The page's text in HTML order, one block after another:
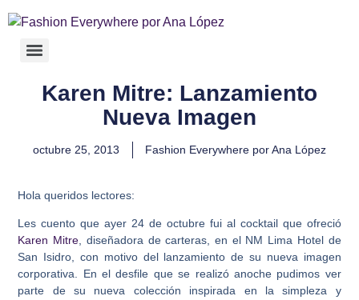
Karen Mitre: Lanzamiento
Nueva Imagen
octubre 25, 2013 Fashion Everywhere por Ana López
Hola queridos lectores:
Les cuento que ayer 24 de octubre fui al cocktail que ofreció
Karen Mitre, diseñadora de carteras, en el NM Lima Hotel de
San Isidro, con motivo del lanzamiento de su nueva imagen
corporativa. En el desfile que se realizó anoche pudimos ver
parte de su nueva colección inspirada en la simpleza y